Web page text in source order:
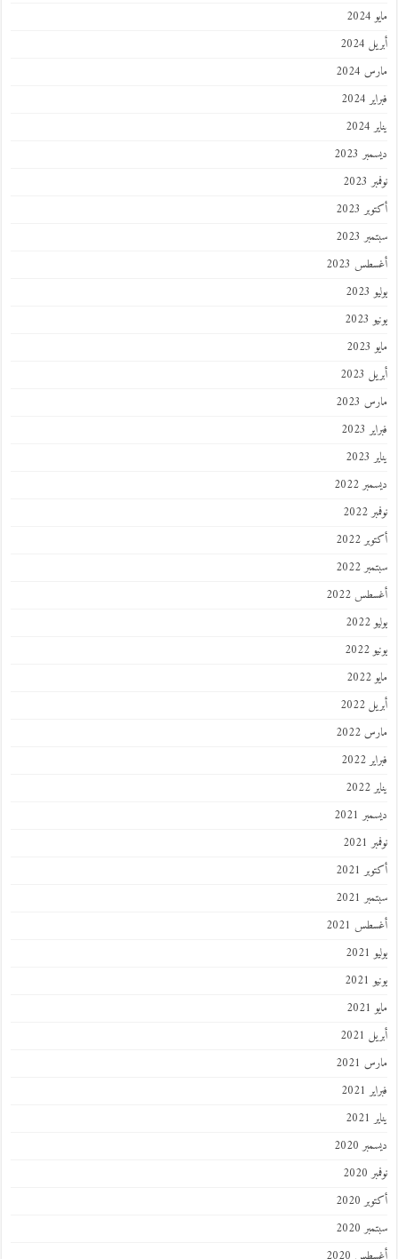
مايو 2024
أبريل 2024
مارس 2024
فبراير 2024
يناير 2024
ديسمبر 2023
نوفمبر 2023
أكتوبر 2023
سبتمبر 2023
أغسطس 2023
يوليو 2023
يونيو 2023
مايو 2023
أبريل 2023
مارس 2023
فبراير 2023
يناير 2023
ديسمبر 2022
نوفمبر 2022
أكتوبر 2022
سبتمبر 2022
أغسطس 2022
يوليو 2022
يونيو 2022
مايو 2022
أبريل 2022
مارس 2022
فبراير 2022
يناير 2022
ديسمبر 2021
نوفمبر 2021
أكتوبر 2021
سبتمبر 2021
أغسطس 2021
يوليو 2021
يونيو 2021
مايو 2021
أبريل 2021
مارس 2021
فبراير 2021
يناير 2021
ديسمبر 2020
نوفمبر 2020
أكتوبر 2020
سبتمبر 2020